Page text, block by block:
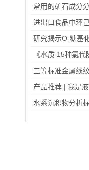
常用的矿石成分
三等标准金属线
水系沉积物分析